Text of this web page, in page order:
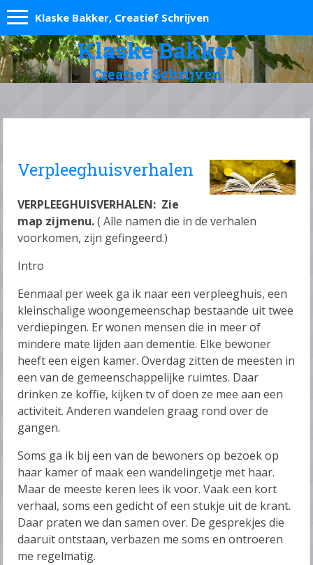
Klaske Bakker, Creatief Schrijven
Klaske Bakker
Creatief Schrijven
Verpleeghuisverhalen
VERPLEEGHUISVERHALEN: Zie
map zijmenu.( Alle namen die in de verhalen
voorkomen, zijn gefingeerd.)
Intro
Eenmaal per week ga ik naar een verpleeghuis, een
kleinschalige woongemeenschap bestaande uit twee
verdiepingen. Er wonen mensen die in meer of
mindere mate lijden aan dementie. Elke bewoner
heeft een eigen kamer. Overdag zitten de meesten in
een van de gemeenschappelijke ruimtes. Daar
drinken ze koffie, kijken tv of doen ze mee aan een
activiteit. Anderen wandelen graag rond over de
gangen.
Soms ga ik bij een van de bewoners op bezoek op
haar kamer of maak een wandelingetje met haar.
Maar de meeste keren lees ik voor. Vaak een kort
verhaal, soms een gedicht of een stukje uit de krant.
Daar praten we dan samen over. De gesprekjes die
daaruit ontstaan, verbazen me soms en ontroeren
me regelmatig.